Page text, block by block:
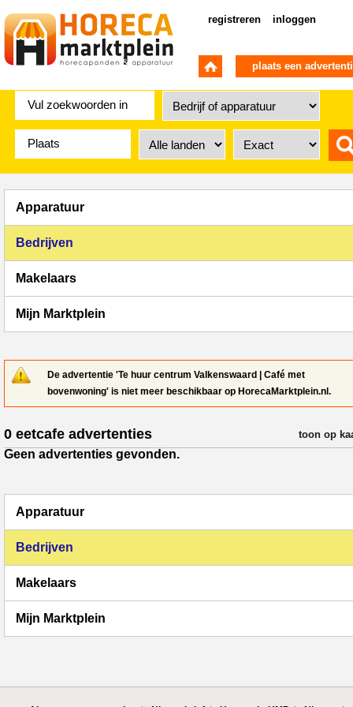
registreren inloggen
plaats een
Apparatuur
Bedrijven
Makelaars
Mijn Marktplein
De advertentie 'Te huur centrum Valkenswaard | Café met
bovenwoning' is niet meer beschikbaar op HorecaMarktplein.nl.
0 eetcafe advertenties verfijn
toon op
Geen advertenties gevonden.
Apparatuur
Bedrijven
Makelaars
Mijn Marktplein